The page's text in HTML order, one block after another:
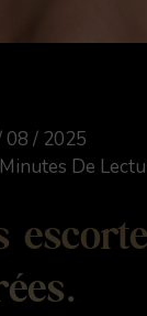
08 / 2025
De